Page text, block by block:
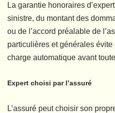
La garantie honoraires
sinistre, du montant des
ou de l’accord préalable de
particulières et générales
charge automatique avant
Expert choisi par l’assuré
L’assuré peut choisir son